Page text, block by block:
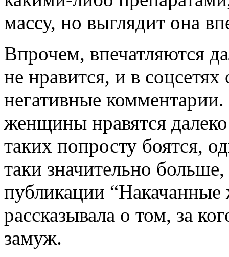
массу, но выглядит она
Впрочем, впечатляются
не нравится, и в
негативные
женщины нравятся
таких попросту боятся,
таки значительно
публикации
рассказывала о том, за
замуж.